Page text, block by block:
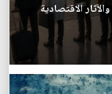
الاقتصادية